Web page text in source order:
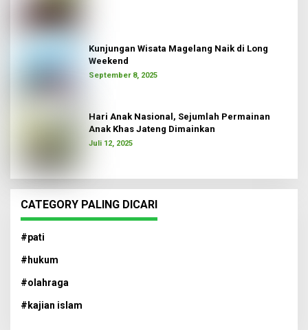
Kunjungan Wisata Magelang Naik di Long
Weekend
September 8, 2025
Hari Anak Nasional, Sejumlah Permainan
Anak Khas Jateng Dimainkan
Juli 12, 2025
CATEGORY PALING DICARI
#pati
#hukum
#olahraga
#kajian islam